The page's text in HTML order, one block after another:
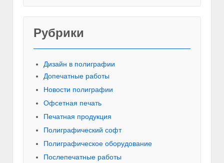
Рубрики
Дизайн в полиграфии
Допечатные работы
Новости полиграфии
Офсетная печать
Печатная продукция
Полиграфический софт
Полиграфическое оборудование
Послепечатные работы